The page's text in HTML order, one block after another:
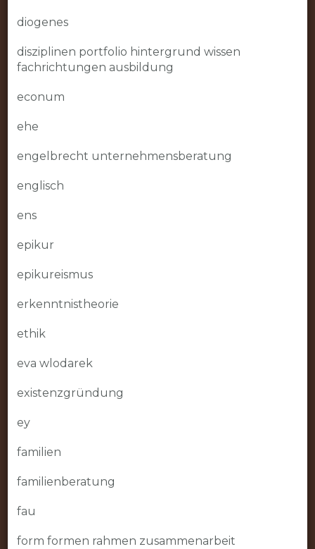
diogenes
disziplinen portfolio hintergrund wissen
fachrichtungen ausbildung
econum
ehe
engelbrecht unternehmensberatung
englisch
ens
epikur
epikureismus
erkenntnistheorie
ethik
eva wlodarek
existenzgründung
ey
familien
familienberatung
fau
form formen rahmen zusammenarbeit